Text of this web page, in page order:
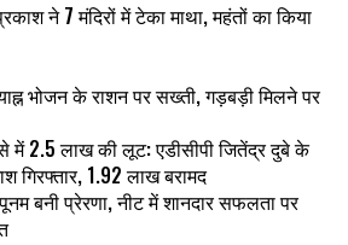
ने 7 मंदिरों में टेका माथा, महंतों का किया
भोजन के राशन पर सख्ती, गड़बड़ी मिलने पर
2.5 लाख की लूट: एडीसीपी जितेंद्र दुबे के
गिरफ्तार, 1.92 लाख बरामद
बनी प्रेरणा, नीट में शानदार सफलता पर